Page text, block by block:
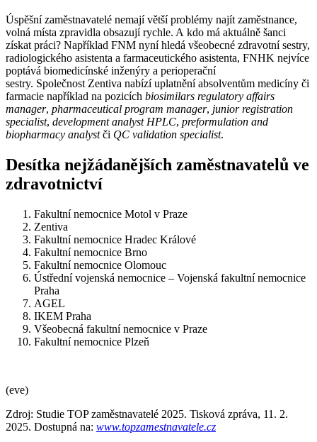
Úspěšní zaměstnavatelé nemají větší problémy najít zaměstnance,
volná místa zpravidla obsazují rychle. A kdo má aktuálně šanci
získat práci? Například FNM nyní hledá všeobecné zdravotní sestry,
radiologického asistenta a farmaceutického asistenta, FNHK nejvíce
poptává biomedicínské inženýry a perioperační
sestry. Společnost Zentiva nabízí uplatnění absolventům medicíny či
farmacie například na pozicích biosimilars regulatory affairs
manager, pharmaceutical program manager, junior registration
specialist, development analyst HPLC, preformulation and
biopharmacy analystči QC validation specialist.
Desítka nejžádanějších zaměstnavatelů ve
zdravotnictví
Fakultní nemocnice Motol v Praze
Zentiva
Fakultní nemocnice Hradec Králové
Fakultní nemocnice Brno
Fakultní nemocnice Olomouc
Ústřední vojenská nemocnice –⁠ Vojenská fakultní nemocnice
Praha
AGEL
IKEM Praha
Všeobecná fakultní nemocnice v Praze
Fakultní nemocnice Plzeň
(eve)
Zdroj: Studie TOP zaměstnavatelé 2025. Tisková zpráva, 11. 2.
2025. Dostupná na: www.topzamestnavatele.cz